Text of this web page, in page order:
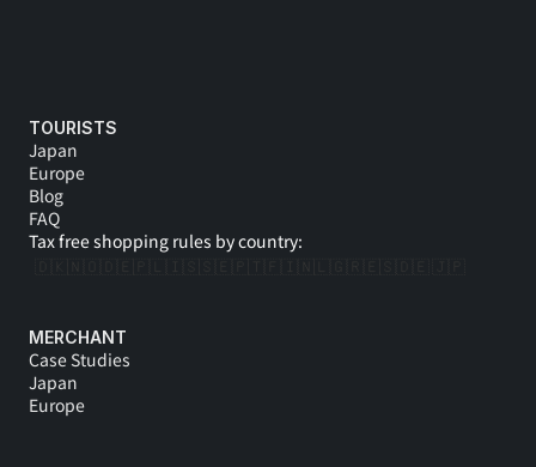
TOURISTS
Japan
Europe
Blog
FAQ
Tax free shopping rules by country:
MERCHANT
Case Studies
Japan
Europe